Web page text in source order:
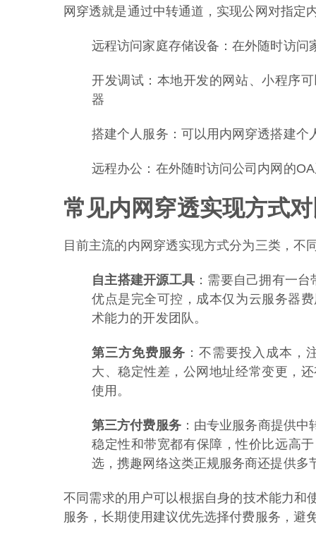
网穿透就是通过中转通道，实现公网对指定
远程访问家庭存储设备：在外随时访问
开发调试：本地开发的网站、小程序
器
搭建个人服务：可以用内网穿透搭建
远程办公：在外随时访问公司内网的
常见内网穿透实现方式
目前主流的内网穿透实现方式分为三类，不
自主搭建开源工具 ：需要自己拥有一
优点是完全可控，成本仅为云服务器
术能力的开发团队。
第三方免费服务 ：不需要投入成本，
大、稳定性差，公网地址经常变更，
使用。
第三方付费服务：由专业服务商提供中
稳定性和带宽都有保障，性价比远高
选，携趣网络这类正规服务商还提供
不同需求的用户可以根据自身的技术能力和
服务，长期使用建议优先选择付费服务，避